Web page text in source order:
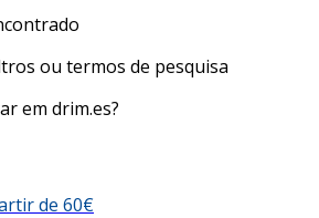
ou termos de pesquisa
em drim.es?
de 60€